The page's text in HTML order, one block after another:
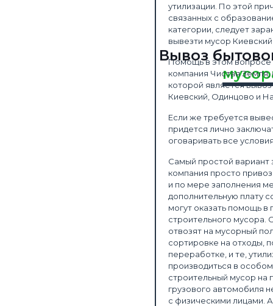
Вывоз
утилизации. По этой
связанных с
категории, следует
вывезти мусор
Помощь в этом вопросе
компания Чистая
которой является
Киевский, Одинцово и
Если же требуется
придется лично
оговаривать все
Самый простой вариант
компания просто
и по мере заполнения
дополнительную плату
могут оказать помощь в
строительного мусора.
отвозят на мусорный
сортировке на отходы,
переработке, и те,
производиться в
строительный мусор на
грузового автомобиля
с физическими лицами.